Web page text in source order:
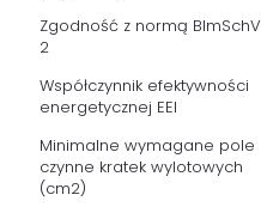
Zgodność z normą BlmSchV
2
Współczynnik efektywności
energetycznej EEI
Minimalne wymagane pole
czynne kratek wylotowych
(cm2)